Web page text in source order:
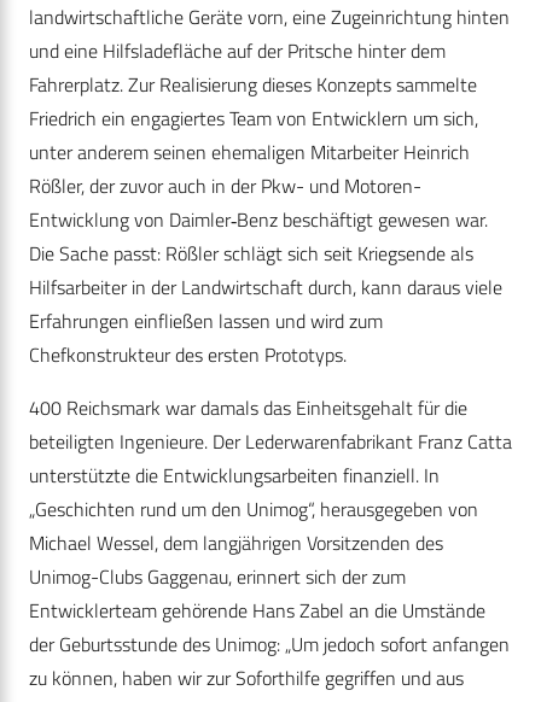
landwirtschaftliche Geräte vorn, eine Zugeinrichtung hinten
und eine Hilfsladefläche auf der Pritsche hinter dem
Fahrerplatz. Zur Realisierung dieses Konzepts sammelte
Friedrich ein engagiertes Team von Entwicklern um sich,
unter anderem seinen ehemaligen Mitarbeiter Heinrich
Rößler, der zuvor auch in der Pkw- und Motoren-
Entwicklung von Daimler‑Benz beschäftigt gewesen war.
Die Sache passt: Rößler schlägt sich seit Kriegsende als
Hilfsarbeiter in der Landwirtschaft durch, kann daraus viele
Erfahrungen einfließen lassen und wird zum
Chefkonstrukteur des ersten Prototyps.
400 Reichsmark war damals das Einheitsgehalt für die
beteiligten Ingenieure. Der Lederwarenfabrikant Franz Catta
unterstützte die Entwicklungsarbeiten finanziell. In
„Geschichten rund um den Unimog“, herausgegeben von
Michael Wessel, dem langjährigen Vorsitzenden des
Unimog-Clubs Gaggenau, erinnert sich der zum
Entwicklerteam gehörende Hans Zabel an die Umstände
der Geburtsstunde des Unimog: „Um jedoch sofort anfangen
zu können, haben wir zur Soforthilfe gegriffen und aus